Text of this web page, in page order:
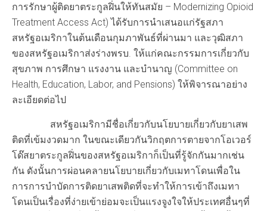
การรักษาผู้ติดยาตระกูลฝิ่นให้ทันสมัย – Modernizing Opioid
Treatment Access Act) ได้รับการนำเสนอแก่รัฐสภา
สหรัฐอเมริกาในต้นเดือนกุมภาพันธ์ที่ผ่านมา และวุฒิสภา
ของสหรัฐอเมริกาส่งร่างพรบ. ให้แก่คณะกรรมการเกี่ยวกับ
สุขภาพ การศึกษา แรงงาน และบำนาญ (Committee on
Health, Education, Labor, and Pensions) ให้พิจารณาอย่าง
ละเอียดต่อไป
สหรัฐอเมริกามีชื่อเกี่ยวกับนโยบายเกี่ยวกับยาเสพ
ติดที่เข้มงวดมาก ในขณะเดียวกันวิกฤตการตายจากโอเวอร์
โด๊สยาตระกูลฝิ่นของสหรัฐอเมริกาก็เป็นที่รู้จักกันมากเช่น
กัน ดังนั้นการผ่อนคลายนโยบายเกี่ยวกับเมทาโดนเพื่อใน
การการบำบัดการติดยาเสพติดที่จะทำให้การเข้าถึงเมทา
โดนเป็นเรื่องที่ง่ายเข้าย่อมจะเป็นแรงจูงใจให้ประเทศอื่นๆที่